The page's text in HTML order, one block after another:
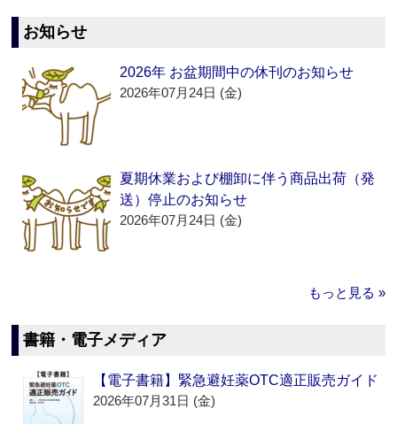
お知らせ
2026年 お盆期間中の休刊のお知らせ
2026年07月24日 (金)
夏期休業および棚卸に伴う商品出荷（発
送）停止のお知らせ
2026年07月24日 (金)
もっと見る »
書籍・電子メディア
【電子書籍】緊急避妊薬OTC適正販売ガイド
2026年07月31日 (金)